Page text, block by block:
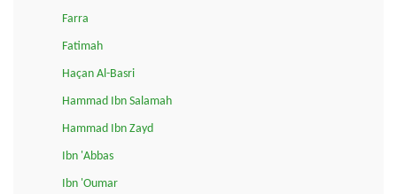
Farra
Fatimah
Haçan Al-Basri
Hammad Ibn Salamah
Hammad Ibn Zayd
Ibn 'Abbas
Ibn 'Oumar